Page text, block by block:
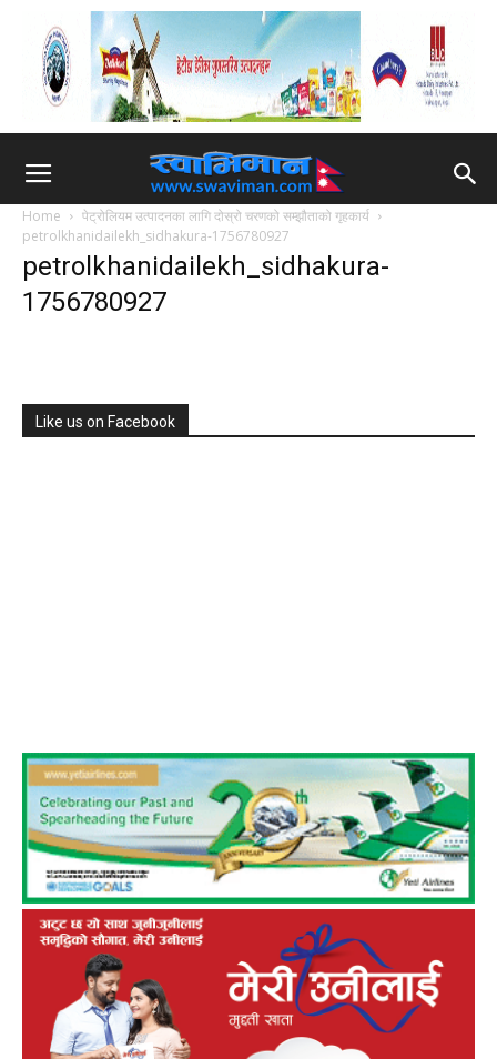
Home
पेट्रोलियम उत्पादनका लागि दोस्रो चरणको सम्झौताको गृहकार्य
petrolkhanidailekh_sidhakura-1756780927
petrolkhanidailekh_sidhakura-
1756780927
Like us on Facebook